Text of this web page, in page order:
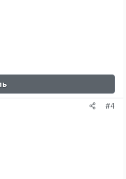
#4